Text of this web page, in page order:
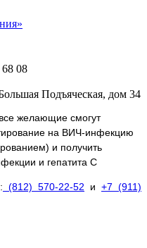
08
Подъяческая, дом 34
все желающие смогут
на ВИЧ-инфекцию
и получить
и гепатита С
(812) 570-22-52 и +7 (911)